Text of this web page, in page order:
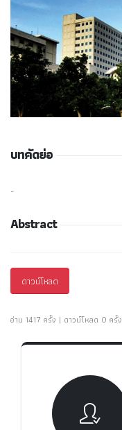
บทคัดย่อ
-
Abstract
ดาวน์โหลด
อ่าน 1417 ครั้ง | ดาวน์โหลด 0 ครั้ง